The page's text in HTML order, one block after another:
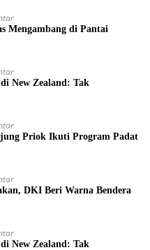
Mengambang di Pantai
New Zealand: Tak
Priok Ikuti Program Padat
DKI Beri Warna Bendera
New Zealand: Tak